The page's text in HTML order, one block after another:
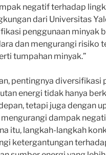
negatif terhadap
dari Universitas
penggunaan minyak
dan mengurangi risiko
tumpahan minyak.”
pentingnya diversifikasi
energi tidak hanya
tetapi juga dengan
dampak
itu, langkah-langkah
ketergantungan